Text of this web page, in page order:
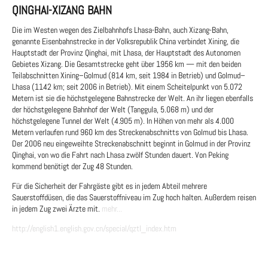
QINGHAI-XIZANG BAHN
Die im Westen wegen des Zielbahnhofs Lhasa-Bahn, auch Xizang-Bahn,
genannte Eisenbahnstrecke in der Volksrepublik China verbindet Xining, die
Hauptstadt der Provinz Qinghai, mit Lhasa, der Hauptstadt des Autonomen
Gebietes Xizang. Die Gesamtstrecke geht über 1956 km — mit den beiden
Teilabschnitten Xining–Golmud (814 km, seit 1984 in Betrieb) und Golmud–
Lhasa (1142 km; seit 2006 in Betrieb). Mit einem Scheitelpunkt von 5.072
Metern ist sie die höchstgelegene Bahnstrecke der Welt. An ihr liegen ebenfalls
der höchstgelegene Bahnhof der Welt (Tanggula, 5.068 m) und der
höchstgelegene Tunnel der Welt (4.905 m). In Höhen von mehr als 4.000
Metern verlaufen rund 960 km des Streckenabschnitts von Golmud bis Lhasa.
Der 2006 neu eingeweihte Streckenabschnitt beginnt in Golmud in der Provinz
Qinghai, von wo die Fahrt nach Lhasa zwölf Stunden dauert. Von Peking
kommend benötigt der Zug 48 Stunden.
Für die Sicherheit der Fahrgäste gibt es in jedem Abteil mehrere
Sauerstoffdüsen, die das Sauerstoffniveau im Zug hoch halten. Außerdem reisen
in jedem Zug zwei Ärzte mit. mehr...
http://english1.english.gov.cn/special/qztl_index.htm